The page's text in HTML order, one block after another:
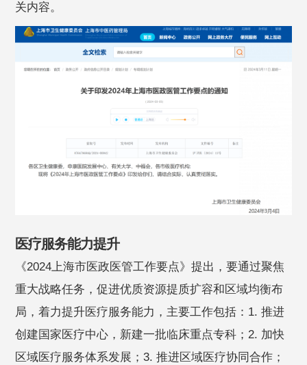
关内容。
医疗服务能力提升
《2024上海市医政医管工作要点》提出，要通过聚焦
重大战略任务，促进优质资源提质扩容和区域均衡布
局，着力提升医疗服务能力，主要工作包括：1. 推进
创建国家医疗中心，新建一批临床重点专科；2. 加快
区域医疗服务体系发展；3. 推进区域医疗协同合作；